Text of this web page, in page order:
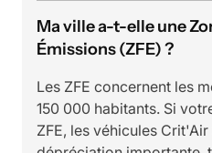
Ma ville a-t-elle une
Émissions (ZFE) ?
Les ZFE concernent les
150 000 habitants. Si
ZFE, les véhicules